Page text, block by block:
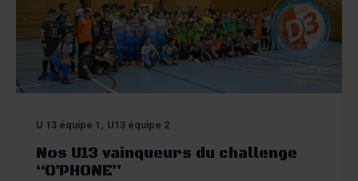
U 13 équipe 1 , U13 équipe 2
Nos U13 vainqueurs du challenge
“O’PHONE”